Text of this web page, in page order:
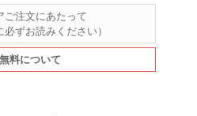
ご注文にあたって
必ずお読みください）
料について